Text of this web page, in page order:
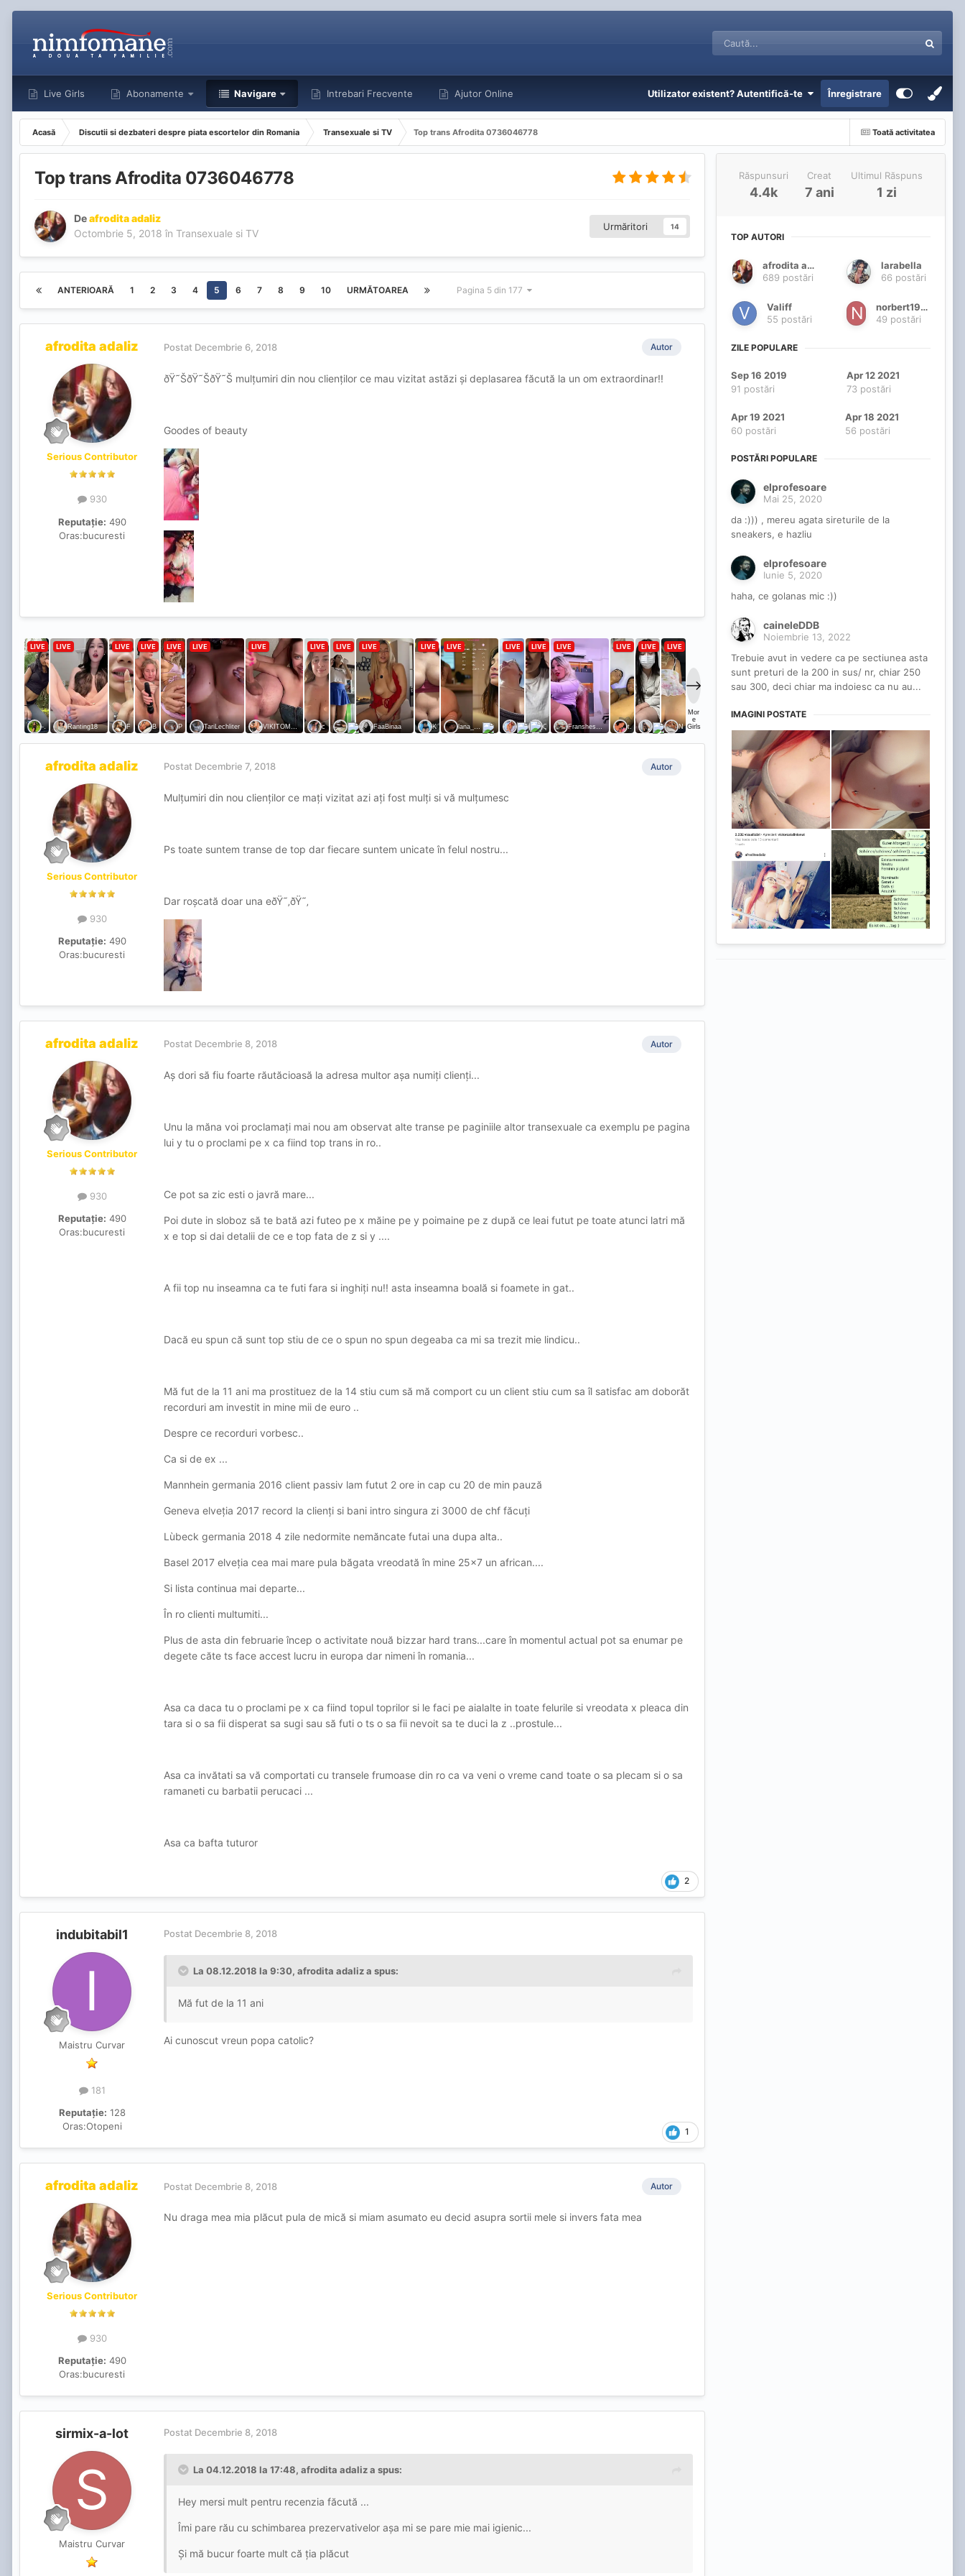
Live Girls Abonamente Navigare Intrebari Frecvente Ajutor Online Utilizator existent? Autentifică-te Înregistrare
Toată activitatea
Acasă Discutii si dezbateri despre piata escortelor din Romania Transexuale si TV Top trans Afrodita 0736046778
Top trans Afrodita 0736046778
Deafrodita adaliz
Octombrie 5, 2018 în Transexuale si TV
Urmăritori 14
ANTERIOARĂ 1 2 3 4 5 6 7 8 9 10 URMĂTOAREA Pagina 5 din 177
afrodita adaliz
Serious Contributor
930
Reputație: 490
Oras:bucuresti
Autor
Postat Decembrie 6, 2018
ðŸ˜ŠðŸ˜ŠðŸ˜Š mulțumiri din nou clienților ce mau vizitat astăzi și deplasarea făcută la un om extraordinar!!
Goodes of beauty
afrodita adaliz
Serious Contributor
930
Reputație: 490
Oras:bucuresti
Autor
Postat Decembrie 7, 2018
Mulțumiri din nou clienților ce mați vizitat azi ați fost mulți si vă mulțumesc
Ps toate suntem transe de top dar fiecare suntem unicate în felul nostru...
Dar roșcată doar una eðŸ˜‚ðŸ˜‚
afrodita adaliz
Serious Contributor
930
Reputație: 490
Oras:bucuresti
Autor
Postat Decembrie 8, 2018
Aș dori să fiu foarte răutăcioasă la adresa multor așa numiți clienți...
Unu la măna voi proclamați mai nou am observat alte transe pe paginiile altor transexuale ca exemplu pe pagina
lui y tu o proclami pe x ca fiind top trans in ro..
Ce pot sa zic esti o javră mare...
Poi dute in sloboz să te bată azi futeo pe x măine pe y poimaine pe z după ce leai futut pe toate atunci latri mă
x e top si dai detalii de ce e top fata de z si y ....
A fii top nu inseamna ca te futi fara si inghiți nu!! asta inseamna boală si foamete in gat..
Dacă eu spun că sunt top stiu de ce o spun no spun degeaba ca mi sa trezit mie lindicu..
Mă fut de la 11 ani ma prostituez de la 14 stiu cum să mă comport cu un client stiu cum sa îl satisfac am doborăt
recorduri am investit in mine mii de euro ..
Despre ce recorduri vorbesc..
Ca si de ex ...
Mannhein germania 2016 client passiv lam futut 2 ore in cap cu 20 de min pauză
Geneva elveția 2017 record la clienți si bani intro singura zi 3000 de chf făcuți
Lùbeck germania 2018 4 zile nedormite nemăncate futai una dupa alta..
Basel 2017 elveția cea mai mare pula băgata vreodată în mine 25x7 un african....
Si lista continua mai departe...
În ro clienti multumiti...
Plus de asta din februarie încep o activitate nouă bizzar hard trans...care în momentul actual pot sa enumar pe
degete căte ts face accest lucru in europa dar nimeni în romania...
Asa ca daca tu o proclami pe x ca fiind topul toprilor si le faci pe aialalte in toate felurile si vreodata x pleaca din
tara si o sa fii disperat sa sugi sau să futi o ts o sa fii nevoit sa te duci la z ..prostule...
Asa ca invătati sa vă comportati cu transele frumoase din ro ca va veni o vreme cand toate o sa plecam si o sa
ramaneti cu barbatii perucaci ...
Asa ca bafta tuturor
2
indubitabil1
Maistru Curvar
181
Reputație: 128
Oras:Otopeni
Postat Decembrie 8, 2018
La 08.12.2018 la 9:30, afrodita adaliz a spus:
Mă fut de la 11 ani
Ai cunoscut vreun popa catolic?
1
afrodita adaliz
Serious Contributor
930
Reputație: 490
Oras:bucuresti
Autor
Postat Decembrie 8, 2018
Nu draga mea mia plăcut pula de mică si miam asumato eu decid asupra sortii mele si invers fata mea
sirmix-a-lot
Maistru Curvar
Postat Decembrie 8, 2018
La 04.12.2018 la 17:48, afrodita adaliz a spus:
Hey mersi mult pentru recenzia făcută ...
Îmi pare rău cu schimbarea prezervativelor așa mi se pare mie mai igienic...
Și mă bucur foarte mult că ția plăcut
Răspunsuri
4.4k
Creat
7 ani
Ultimul Răspuns
1 zi
TOP AUTORI
afrodita adaliz
689 postări
larabella
66 postări
Valiff
55 postări
norbert1976us
49 postări
ZILE POPULARE
Sep 16 2019
91 postări
Apr 12 2021
73 postări
Apr 19 2021
60 postări
Apr 18 2021
56 postări
POSTĂRI POPULARE
elprofesoare
Mai 25, 2020
da :))) , mereu agata sireturile de la
sneakers, e hazliu
elprofesoare
Iunie 5, 2020
haha, ce golanas mic :))
caineleDDB
Noiembrie 13, 2022
Trebuie avut in vedere ca pe sectiunea asta
sunt preturi de la 200 in sus/ nr, chiar 250
sau 300, deci chiar ma indoiesc ca nu au...
IMAGINI POSTATE